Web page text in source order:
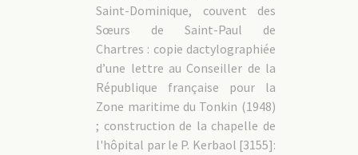
Saint-Dominique, couvent des
Sœurs de Saint-Paul de
Chartres : copie dactylographiée
d’une lettre au Conseiller de la
République française pour la
Zone maritime du Tonkin (1948)
; construction de la chapelle de
l'hôpital par le P. Kerbaol [3155]: